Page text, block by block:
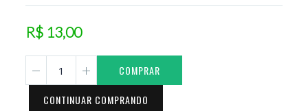
R$ 13,00
COMPRAR
CONTINUAR COMPRANDO